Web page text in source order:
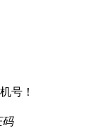
号！
码